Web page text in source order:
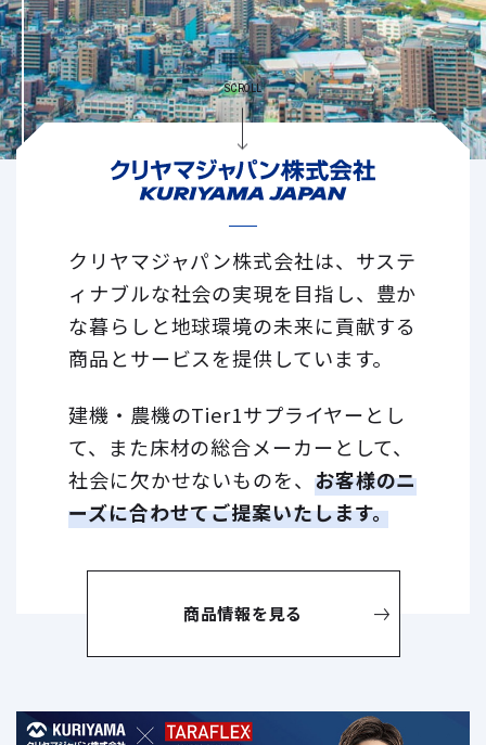
J:COMアリーナ下関 撮影者：建築写
SCROLL
クリヤマジャパン株式会社は、サステ
ィナブルな社会の実現を目指し、 豊か
な暮らしと地球環境の未来に貢献する
商品とサービスを提供しています。
建機・農機のTier1サプライヤーとし
て、また床材の総合メーカーとして、
社会に欠かせないものを、 お客様のニ
ーズに合わせてご提案いたします。
商品情報を見る